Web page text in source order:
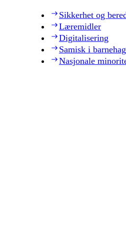
Sikkerhet og
Læremidler
Digitalisering
Samisk i
Nasjonale